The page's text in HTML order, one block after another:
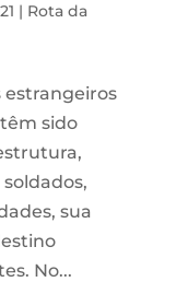
| Rota da
estrangeiros
sido
sua
No...